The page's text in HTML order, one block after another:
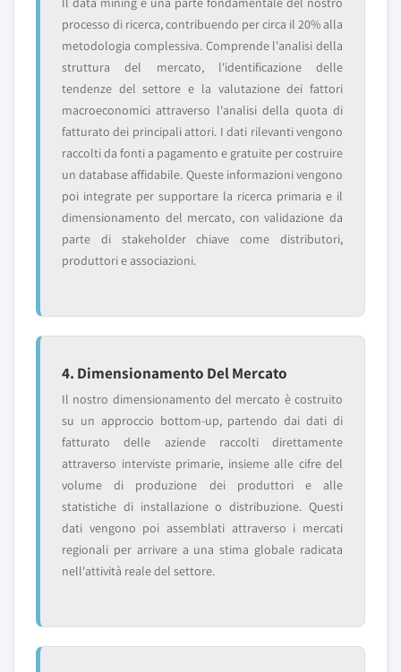
processo di ricerca, contribuendo per circa il 20% alla
metodologia complessiva. Comprende l'analisi della
struttura del mercato, l'identificazione delle
tendenze del settore e la valutazione dei fattori
macroeconomici attraverso l'analisi della quota di
fatturato dei principali attori. I dati rilevanti vengono
raccolti da fonti a pagamento e gratuite per costruire
un database affidabile. Queste informazioni vengono
poi integrate per supportare la ricerca primaria e il
dimensionamento del mercato, con validazione da
parte di stakeholder chiave come distributori,
produttori e associazioni.
4. Dimensionamento Del Mercato
Il nostro dimensionamento del mercato è costruito
su un approccio bottom-up, partendo dai dati di
fatturato delle aziende raccolti direttamente
attraverso interviste primarie, insieme alle cifre del
volume di produzione dei produttori e alle
statistiche di installazione o distribuzione. Questi
dati vengono poi assemblati attraverso i mercati
regionali per arrivare a una stima globale radicata
nell'attività reale del settore.